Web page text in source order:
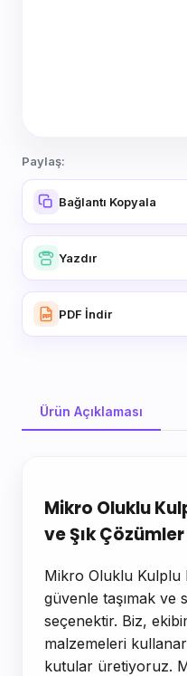
Paylaş:
Bağlantı Kopyala
Yazdır
PDF İndir
Ürün Açıklaması
Mikro Oluklu
ve Şık Çözümler
Mikro Oluklu Kulplu
güvenle taşımak ve
seçenektir. Biz,
malzemeleri
kutular üretiyoruz.